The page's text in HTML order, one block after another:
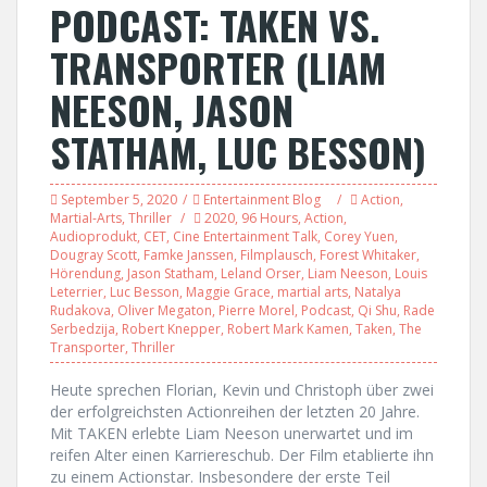
PODCAST: TAKEN VS.
TRANSPORTER (LIAM
NEESON, JASON
STATHAM, LUC BESSON)
September 5, 2020 Entertainment Blog Action,
Martial-Arts, Thriller 2020, 96 Hours, Action,
Audioprodukt, CET, Cine Entertainment Talk, Corey Yuen,
Dougray Scott, Famke Janssen, Filmplausch, Forest Whitaker,
Hörendung, Jason Statham, Leland Orser, Liam Neeson, Louis
Leterrier, Luc Besson, Maggie Grace, martial arts, Natalya
Rudakova, Oliver Megaton, Pierre Morel, Podcast, Qi Shu, Rade
Serbedzija, Robert Knepper, Robert Mark Kamen, Taken, The
Transporter, Thriller
Heute sprechen Florian, Kevin und Christoph über zwei
der erfolgreichsten Actionreihen der letzten 20 Jahre.
Mit TAKEN erlebte Liam Neeson unerwartet und im
reifen Alter einen Karriereschub. Der Film etablierte ihn
zu einem Actionstar. Insbesondere der erste Teil